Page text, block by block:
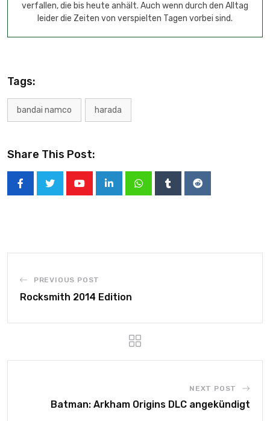
verfallen, die bis heute anhält. Auch wenn durch den Alltag
leider die Zeiten von verspielten Tagen vorbei sind.
Tags:
bandai namco harada
Share This Post:
PREVIOUS POST
Rocksmith 2014 Edition
NEXT POST
Batman: Arkham Origins DLC angekündigt